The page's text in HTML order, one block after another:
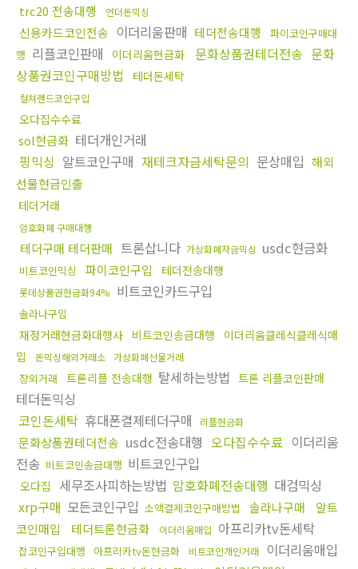
trc20 전송대행
언더돈믹싱
신용카드코인전송 이더리움판매 테더전송대행
파이코인구매대
행 리플코인판매 이더리움현금화 문화상품권테더전송 문화
상품권코인구매방법
테더돈세탁
컬쳐랜드코인구입
오다집수수료
sol현금화 테더개인거래
핑믹싱 알트코인구매 재테크자금세탁문의 문상매입 해외
선물현금인출
테더거래
암호화폐 구매대행
테더구매 테더판매 트론삽니다 가상화폐자금믹싱 usdc현금화
비트코인믹싱 파이코인구입 테더전송대행
롯데상품권현금화94% 비트코인카드구입
솔라나구입
재정거래현금화대행사 비트코인송금대행
이더리움클레식클레식매
입
돈믹싱해외거래소 가상화폐선물거래
장외거래 트론리플 전송대행 탈세하는방법 트론 리플코인판매
테더돈믹싱
코인돈세탁 휴대폰결제테더구매 리플현금화
문화상품권테더전송 usdc전송대행 오다집수수료 이더리움
전송 비트코인송금대행 비트코인구입
오다집 세무조사피하는방법 암호화폐전송대행 대검믹싱
xrp구매 모든코인구입 소액결제코인구매방법 솔라나구매
알트
코인매입
테더트론현금화 이더리움매입 아프리카tv돈세탁
잡코인구입대행 아프리카tv돈현금화 비트코인개인거래 이더리움매입